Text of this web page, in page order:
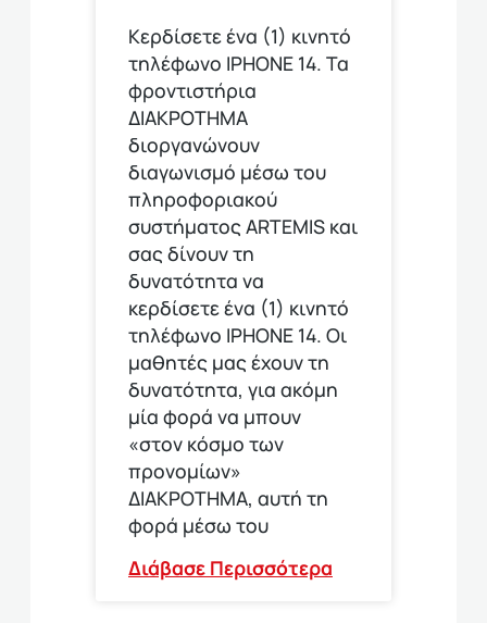
Κερδίσετε ένα (1) κινητό
τηλέφωνο ΙΡΗΟΝΕ 14. Τα
φροντιστήρια
ΔΙΑΚΡΟΤΗΜΑ
διοργανώνουν
διαγωνισμό μέσω του
πληροφοριακού
συστήματος ARTEMIS και
σας δίνουν τη
δυνατότητα να
κερδίσετε ένα (1) κινητό
τηλέφωνο ΙΡΗΟΝΕ 14. Οι
μαθητές μας έχουν τη
δυνατότητα, για ακόμη
μία φορά να μπουν
«στον κόσμο των
προνομίων»
ΔΙΑΚΡΟΤΗΜΑ, αυτή τη
φορά μέσω του
Διάβασε Περισσότερα